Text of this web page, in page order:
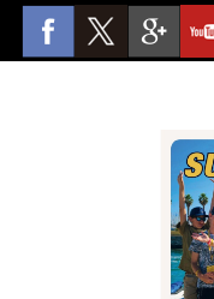
Lille
, sa Grand'
entendu
Supernova
Supernova
la Gare de Lille Europe
d'accueil au centre du
transport, que nous
en train, le plus
(généralement Lyon,